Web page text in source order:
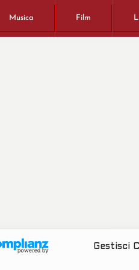
Gestisci
Musica Film